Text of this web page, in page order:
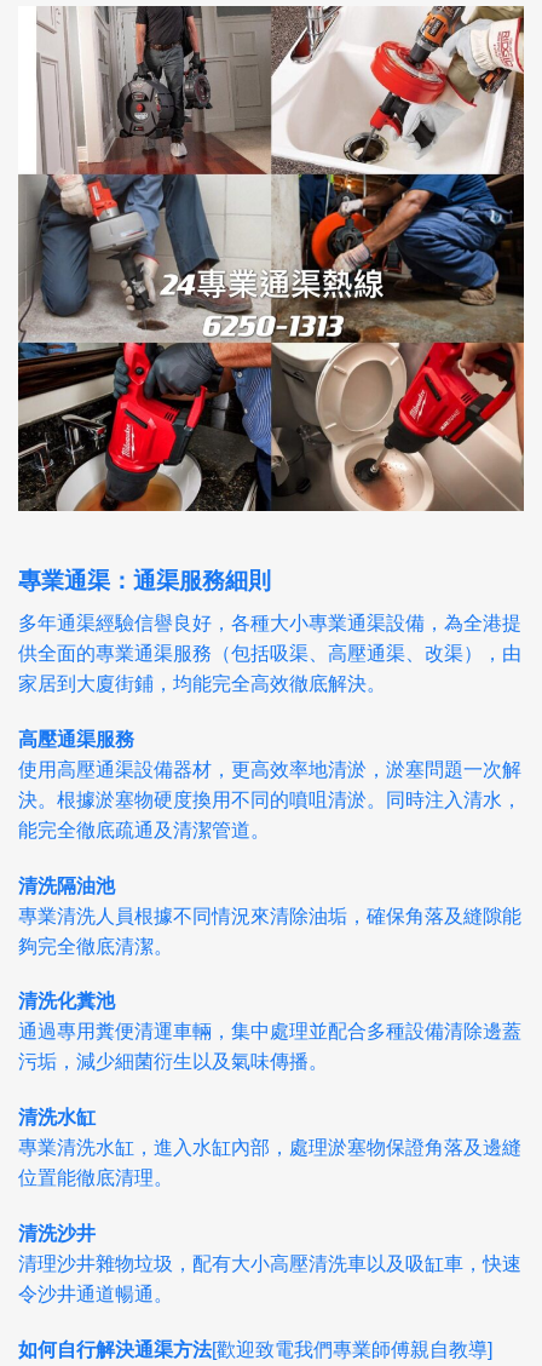
專業通渠：通渠服務細則
多年通渠經驗信譽良好，各種大小專業通渠設備，為全港提
供全面的專業通渠服務（包括吸渠、高壓通渠、改渠），由
家居到大廈街鋪，均能完全高效徹底解決。
高壓通渠服務
使用高壓通渠設備器材，更高效率地清淤，淤塞問題一次解
決。根據淤塞物硬度換用不同的噴咀清淤。同時注入清水，
能完全徹底疏通及清潔管道。
清洗隔油池
專業清洗人員根據不同情況來清除油垢，確保角落及縫隙能
夠完全徹底清潔。
清洗化糞池
通過專用糞便清運車輛，集中處理並配合多種設備清除邊蓋
污垢，減少細菌衍生以及氣味傳播。
清洗水缸
專業清洗水缸，進入水缸內部，處理淤塞物保證角落及邊縫
位置能徹底清理。
清洗沙井
清理沙井雜物垃圾，配有大小高壓清洗車以及吸缸車，快速
令沙井通道暢通。
如何自行解決通渠方法[歡迎致電我們專業師傅親自教導]